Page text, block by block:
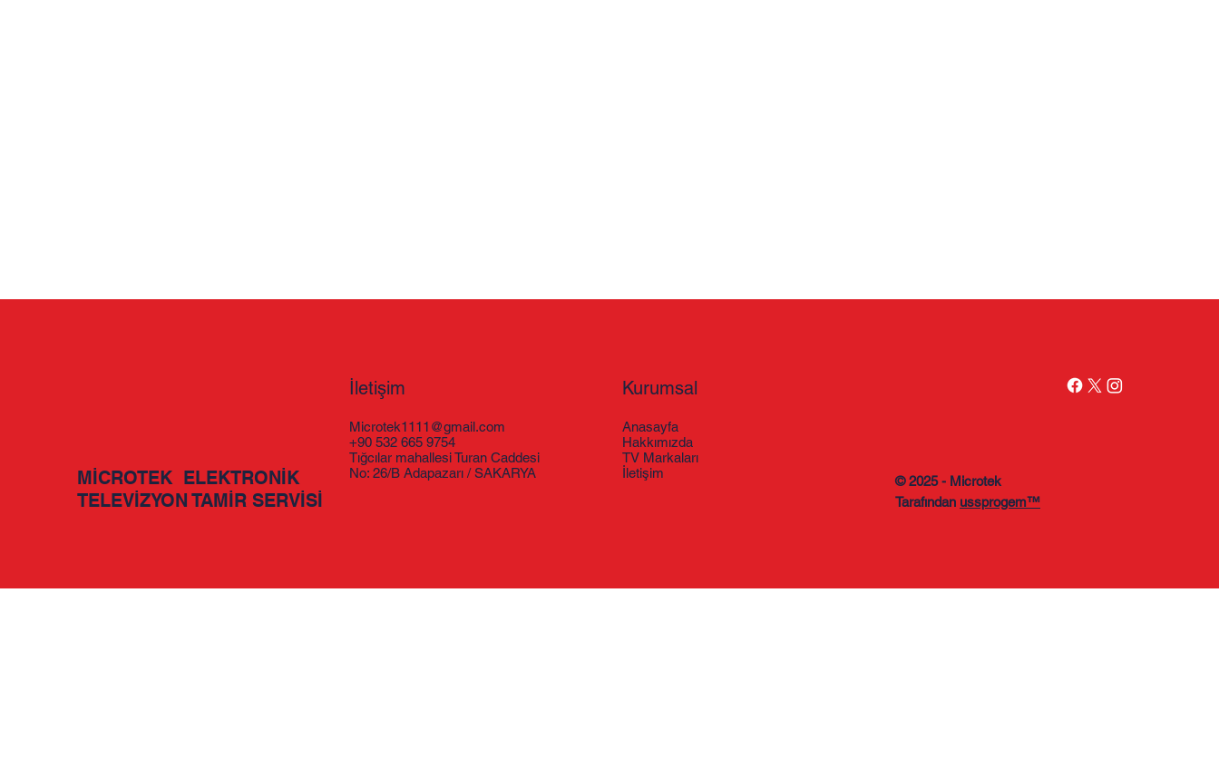
MİCROTEK ELEKTRONİK
TELEVİZYON TAMİR SERVİSİ
İletişim
Microtek1111@gmail.com
+90 532 665 9754
Tığcılar mahallesi Turan Caddesi
No: 26/B Adapazarı / SAKARYA
Kurumsal
Anasayfa
Hakkımızda
TV Markaları
İletişim
© 2025 - Microtek
Tarafından ussprogem™